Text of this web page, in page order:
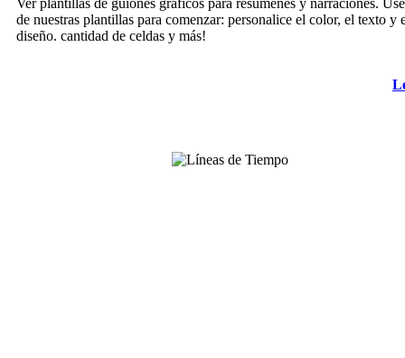
Ver plantillas de guiones gráficos para resúmenes y narraciones.
de nuestras plantillas para comenzar: personalice el color, el texto y
diseño. cantidad de celdas y más!